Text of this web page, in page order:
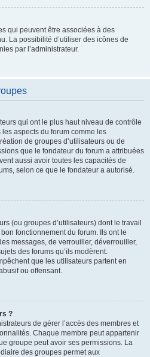
qui peuvent être associées à des
La possibilité d’utiliser des icônes de
par l’administrateur.
qui ont le plus haut niveau de contrôle
aspects du forum comme les
de groupes d’utilisateurs ou de
que le fondateur du forum a attribuées
aussi avoir toutes les capacités de
selon ce que le fondateur a autorisé.
(ou groupes d’utilisateurs) dont le travail
fonctionnement du forum. Ils ont le
messages, de verrouiller, déverrouiller,
des forums qu’ils modèrent.
que les utilisateurs partent en
ou offensant.
?
de gérer l’accès des membres et
Chaque membre peut appartenir
groupe peut avoir ses permissions. La
des groupes permet aux